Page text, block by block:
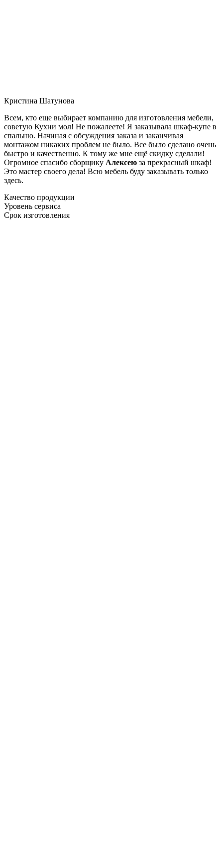
Кристина Шатунова
Всем, кто еще выбирает компанию для изготовления мебели,
советую Кухни мол! Не пожалеете! Я заказывала шкаф-купе в
спальню. Начиная с обсуждения заказа и заканчивая
монтажом никаких проблем не было. Все было сделано очень
быстро и качественно. К тому же мне ещё скидку сделали!
Огромное спасибо сборщику Алексею за прекрасный шкаф!
Это мастер своего дела! Всю мебель буду заказывать только
здесь.
Качество продукции
Уровень сервиса
Срок изготовления